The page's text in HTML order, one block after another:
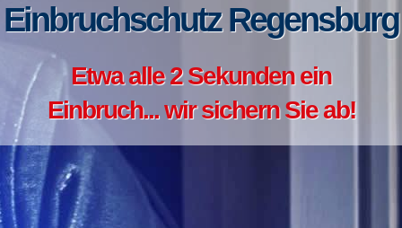
Einbruchschutz Regensburg
Etwa alle 2 Sekunden ein
Einbruch... wir sichern Sie ab!